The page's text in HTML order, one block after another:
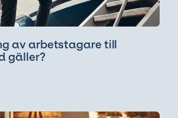
av arbetstagare till
gäller?